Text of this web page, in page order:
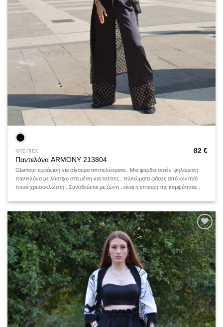
ΝΤΕΠΙΕΣ
Παντελόνα ARMONY 213804
82 €
Glamour εμφάνιση για σίγουρα αποτελέσματα . Μια φαρδιά σατέν ψηλόμεση
παντελόνα με λάστιχο στη μέση και τσέπες , τελειώματα φάσες από κεντητό
πουά χρυσοκλωστή . Συνοδεύεται με ζώνη , είναι η επιτομή της κομψότητας .
Add to
wishlist